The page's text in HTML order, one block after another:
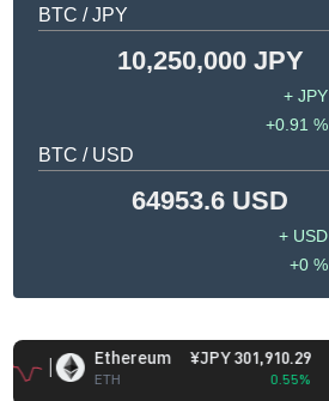
BTC / JPY
10,250,000 JPY
JPY
0.91 %
BTC / USD
64953.6 USD
USD
0 %
Ethereum
ETH
¥JPY 301,910.29